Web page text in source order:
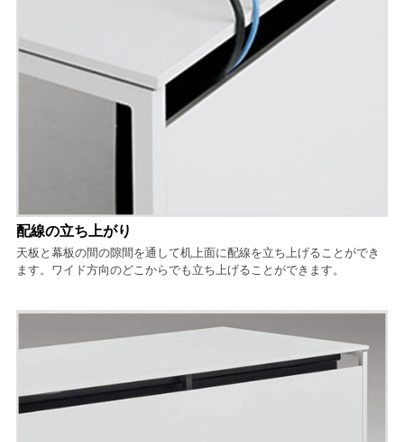
配線の立ち上がり
天板と幕板の間の隙間を通して机上面に配線を立ち上げることができ
ます。ワイド方向のどこからでも立ち上げることができます。